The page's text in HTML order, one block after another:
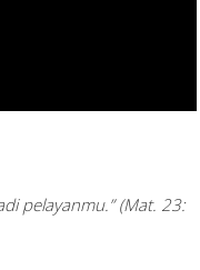
pelayanmu.” (Mat. 23: